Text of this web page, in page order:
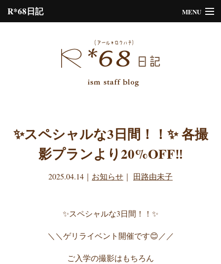
R*68日記 MENU
Please assign a menu to the primary menu location under
the design.
✨スペシャルな3日間！！✨ 各撮
影プランより20%OFF‼️
2025.04.14 ｜ お知らせ ｜ 田路由未子
✨スペシャルな3日間！！✨
＼＼ゲリライベント開催です😊／／
ご入学の撮影はもちろん